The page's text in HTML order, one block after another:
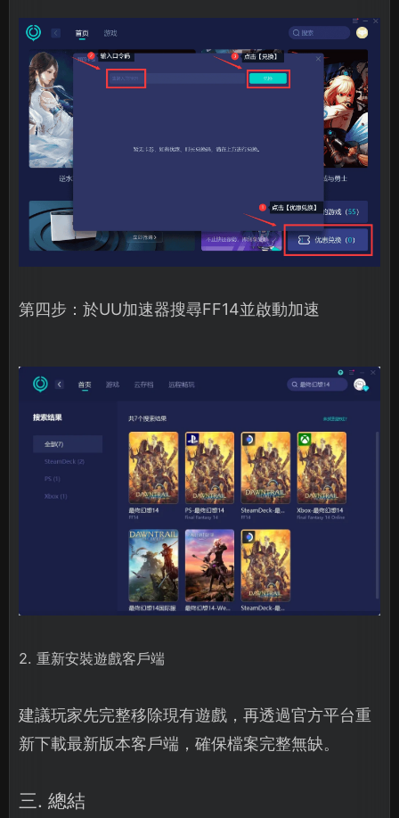
第四步：於UU加速器搜尋FF14並啟動加速
2. 重新安裝遊戲客戶端
建議玩家先完整移除現有遊戲，再透過官方平台重
新下載最新版本客戶端，確保檔案完整無缺。
三. 總結